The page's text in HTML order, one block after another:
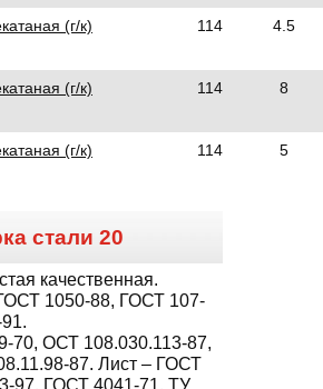
(г/к)
114 4.5
(г/к)
114 8
(г/к)
114 5
стали 20
качественная.
1050-88, ГОСТ 107-
70, ОСТ 108.030.113-87,
87. Лист – ГОСТ
97, ГОСТ 4041-71, ТУ